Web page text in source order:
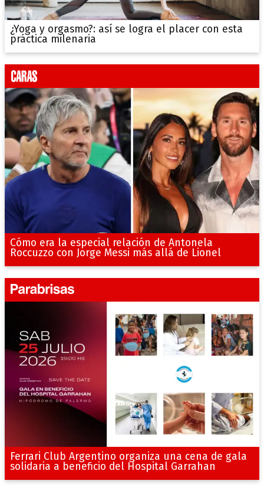
¿Yoga y orgasmo?: así se logra el placer con esta
práctica milenaria
Cómo era la especial relación de Antonela
Roccuzzo con Jorge Messi más allá de Lionel
Ferrari Club Argentino organiza una cena de gala
solidaria a beneficio del Hospital Garrahan